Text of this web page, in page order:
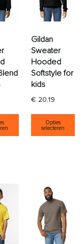
Deze optie
€ 13,57
heeft meerdere
Dit product heeft
Gildan
Sweater
Hooded
Softstyle for
kids
€ 20,19
Opties
selecteren